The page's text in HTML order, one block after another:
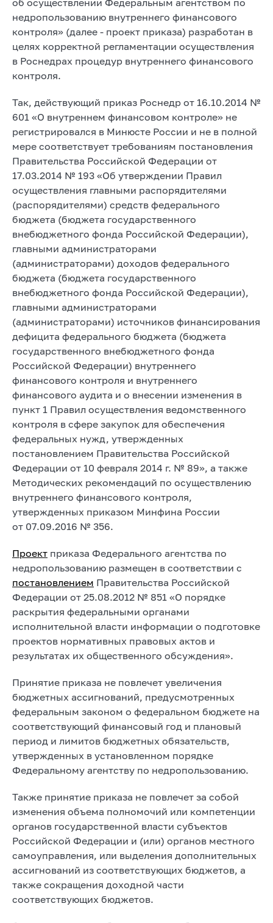
недропользованию внутреннего финансового
контроля» (далее - проект приказа) разработан в
целях корректной регламентации осуществления
в Роснедрах процедур внутреннего финансового
контроля.
Так, действующий приказ Роснедр от 16.10.2014 №
601 «О внутреннем финансовом контроле» не
регистрировался в Минюсте России и не в полной
мере соответствует требованиям постановления
Правительства Российской Федерации от
17.03.2014 № 193 «Об утверждении Правил
осуществления главными распорядителями
(распорядителями) средств федерального
бюджета (бюджета государственного
внебюджетного фонда Российской Федерации),
главными администраторами
(администраторами) доходов федерального
бюджета (бюджета государственного
внебюджетного фонда Российской Федерации),
главными администраторами
(администраторами) источников финансирования
дефицита федерального бюджета (бюджета
государственного внебюджетного фонда
Российской Федерации) внутреннего
финансового контроля и внутреннего
финансового аудита и о внесении изменения в
пункт 1 Правил осуществления ведомственного
контроля в сфере закупок для обеспечения
федеральных нужд, утвержденных
постановлением Правительства Российской
Федерации от 10 февраля 2014 г. № 89», а также
Методических рекомендаций по осуществлению
внутреннего финансового контроля,
утвержденных приказом Минфина России
от 07.09.2016 № 356.
Проект приказа Федерального агентства по
недропользованию размещен в соответствии с
постановлением Правительства Российской
Федерации от 25.08.2012 № 851 «О порядке
раскрытия федеральными органами
исполнительной власти информации о подготовке
проектов нормативных правовых актов и
результатах их общественного обсуждения».
Принятие приказа не повлечет увеличения
бюджетных ассигнований, предусмотренных
федеральным законом о федеральном бюджете на
соответствующий финансовый год и плановый
период и лимитов бюджетных обязательств,
утвержденных в установленном порядке
Федеральному агентству по недропользованию.
Также принятие приказа не повлечет за собой
изменения объема полномочий или компетенции
органов государственной власти субъектов
Российской Федерации и (или) органов местного
самоуправления, или выделения дополнительных
ассигнований из соответствующих бюджетов, а
также сокращения доходной части
соответствующих бюджетов.